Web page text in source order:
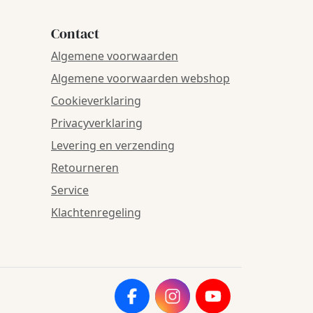
Contact
Algemene voorwaarden
Algemene voorwaarden webshop
Cookieverklaring
Privacyverklaring
Levering en verzending
Retourneren
Service
Klachtenregeling